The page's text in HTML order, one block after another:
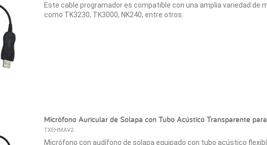
Este cable programador es compatible con una amplia variedad de
como TK3230, TK3000, NK240, entre otros.
Micrófono Auricular de Solapa con Tubo Acústico Transparente
TXEHMAV2
Micrófono con audífono de solapa equipado con tubo acústico